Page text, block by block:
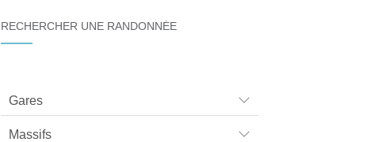
RECHERCHER UNE RANDONNÉE
Gares
Massifs